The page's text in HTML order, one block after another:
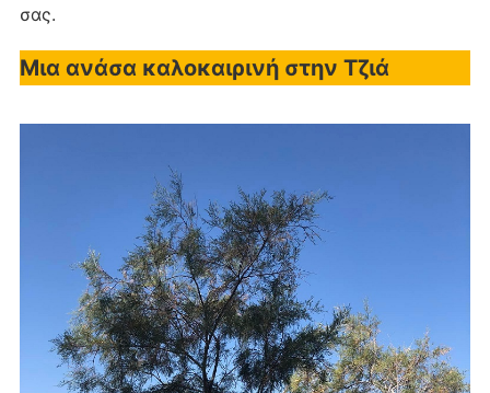
σας.
Μια ανάσα καλοκαιρινή στην Τζιά